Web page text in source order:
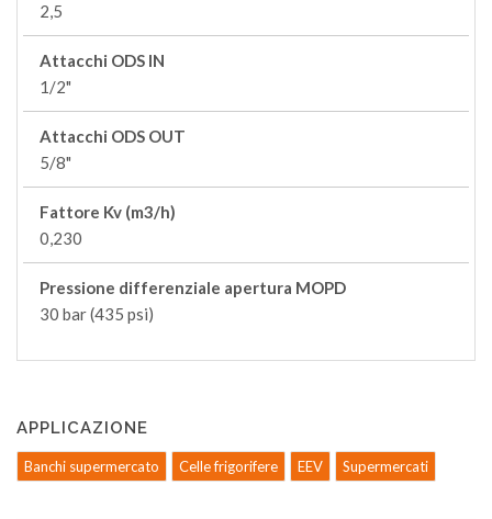
2,5
Attacchi ODS IN
1/2"
Attacchi ODS OUT
5/8"
Fattore Kv (m3/h)
0,230
Pressione differenziale apertura MOPD
30 bar (435 psi)
APPLICAZIONE
Banchi supermercato Celle frigorifere EEV Supermercati